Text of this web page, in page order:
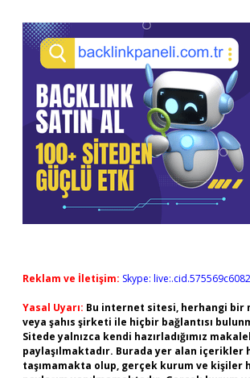
Reklam ve İletişim: Skype:
Yasal Uyarı: Bu internet sitesi, herhangi bir
veya şahıs şirketi ile hiçbir bağlantısı
Sitede yalnızca kendi hazırladığımız
paylaşılmaktadır. Burada yer alan içerikler
taşımamakta olup, gerçek kurum ve kişiler